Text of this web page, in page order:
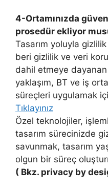
4-Ortamınızda
prosedür ekliyor
Tasarım yoluyla
beri gizlilik ve veri
dahil etmeye
yaklaşım, BT ve iş
süreçleri uygulamak
Tıklayınız
Özel teknolojiler,
tasarım sürecinizde
savunmak, tasarım
olgun bir süreç
( Bkz. privacy by